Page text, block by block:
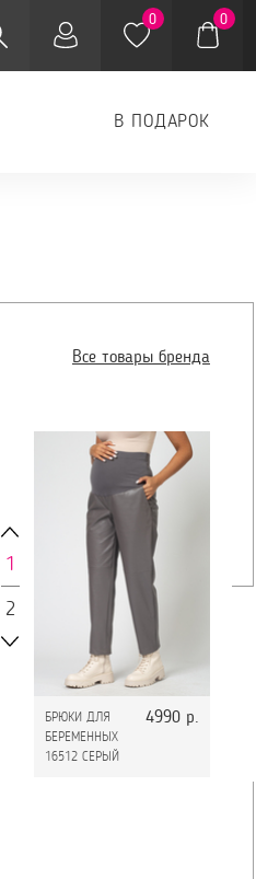
0 0
В ПОДАРОК
Все товары бренда
БРЮКИ ДЛЯ
БЕРЕМЕННЫХ
16512 СЕРЫЙ
4990 р.
1
2